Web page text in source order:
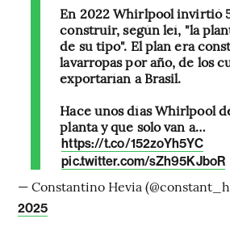
En 2022 Whirlpool invirtió
construir, según leí, "la
de su tipo". El plan era
lavarropas por año, de los
exportarían a Brasil.
Hace unos días Whirlpool
planta y que solo van a…
https://t.co/152zoYh5YC
pic.twitter.com/sZh95KJboR
— Constantino Hevia
2025